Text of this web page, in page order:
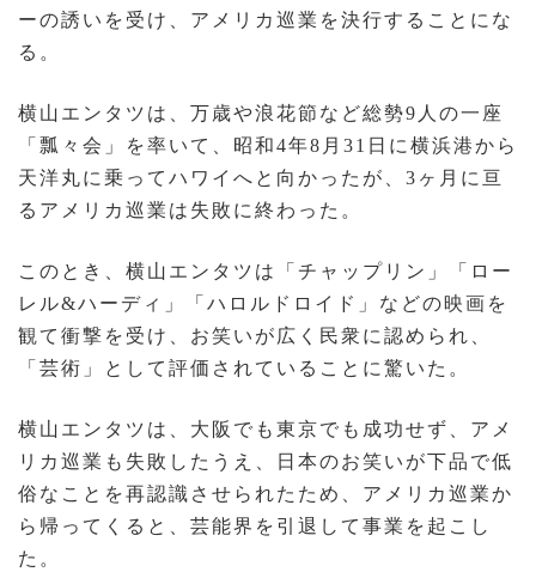
ーの誘いを受け、アメリカ巡業を決行することにな
る。
横山エンタツは、万歳や浪花節など総勢9人の一座
「瓢々会」を率いて、昭和4年8月31日に横浜港から
天洋丸に乗ってハワイへと向かったが、3ヶ月に亘
るアメリカ巡業は失敗に終わった。
このとき、横山エンタツは「チャップリン」「ロー
レル&ハーディ」「ハロルドロイド」などの映画を
観て衝撃を受け、お笑いが広く民衆に認められ、
「芸術」として評価されていることに驚いた。
横山エンタツは、大阪でも東京でも成功せず、アメ
リカ巡業も失敗したうえ、日本のお笑いが下品で低
俗なことを再認識させられたため、アメリカ巡業か
ら帰ってくると、芸能界を引退して事業を起こし
た。